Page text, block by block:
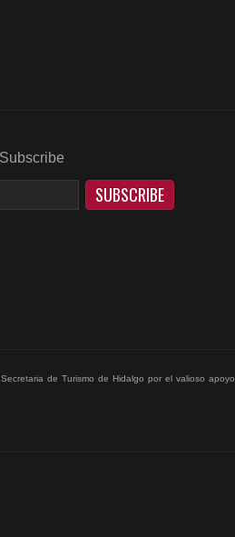
Subscribe
de Turismo de Hidalgo por el valioso apoyo